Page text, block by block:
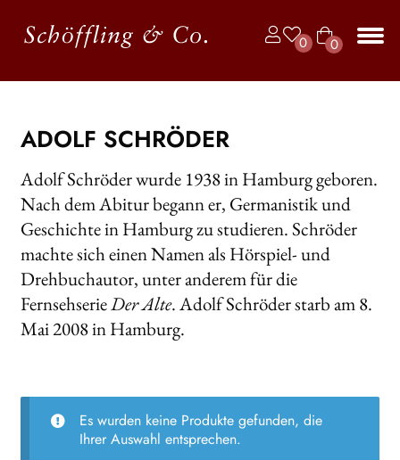
0
0
ike
Zur
Navigation
Zum
Inhalt
BÜCHER
JAHRBUCH DER LYRIK
AUTOR*INNEN
LESUNGEN
VERLAG
HANDEL
AKTUELLES
ADOLF SCHRÖDER
Adolf Schröder wurde 1938 in Hamburg geboren.
Nach dem Abitur begann er, Germanistik und
Geschichte in Hamburg zu studieren. Schröder
machte sich einen Namen als Hörspiel- und
Drehbuchautor, unter anderem für die
FernsehserieDer Alte. Adolf Schröder starb am 8.
Mai 2008 in Hamburg.
Es wurden keine Produkte gefunden, die
Ihrer Auswahl entsprechen.